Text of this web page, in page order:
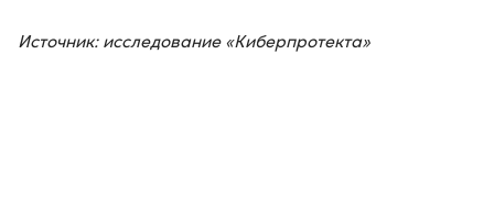
Источник: исследование «Киберпротекта»